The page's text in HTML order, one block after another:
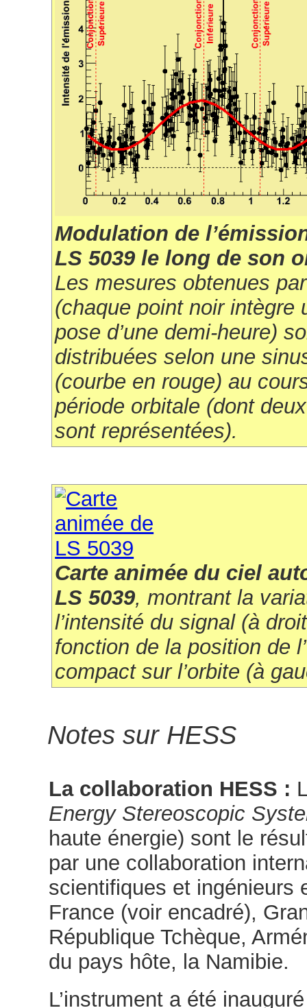
Modulation de
LS 5039 le long de son
Les mesures obtenues
(chaque point noir intègre
pose d’une demi-heure)
distribuées selon une
(courbe en rouge) au
période orbitale (dont
sont représentées).
Carte animée du ciel
LS 5039, montrant la
l’intensité du signal (à
fonction de la position de
compact sur l’orbite (à
Notes sur HESS
La collaboration HESS :
Energy Stereoscopic
haute énergie) sont le
par une collaboration
scientifiques et ingénieurs
France (voir encadré),
République Tchèque,
du pays hôte, la Namibie.
L’instrument a été